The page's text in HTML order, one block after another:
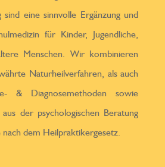
eine sinnvolle Ergänzung und
für Kinder, Jugendliche,
Menschen. Wir kombinieren
Naturheilverfahren, als auch
& Diagnosemethoden sowie
der psychologischen Beratung
nach dem Heilpraktikergesetz.